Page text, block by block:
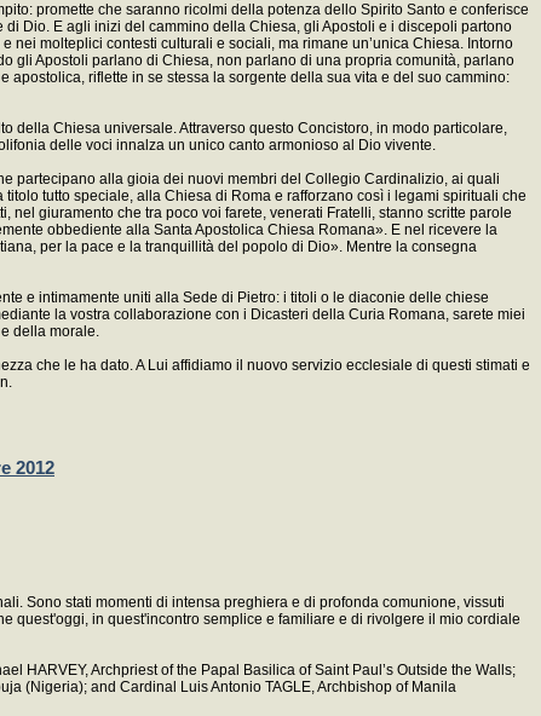
promette che saranno ricolmi della potenza dello Spirito Santo e conferisce
Dio. E agli inizi del cammino della Chiesa, gli Apostoli e i discepoli partono
nei molteplici contesti culturali e sociali, ma rimane un’unica Chiesa. Intorno
gli Apostoli parlano di Chiesa, non parlano di una propria comunità, parlano
riflette in se stessa la sorgente della sua vita e del suo cammino:
della Chiesa universale. Attraverso questo Concistoro, in modo particolare,
delle voci innalza un unico canto armonioso al Dio vivente.
partecipano alla gioia dei nuovi membri del Collegio Cardinalizio, ai quali
tutto speciale, alla Chiesa di Roma e rafforzano così i legami spirituali che
giuramento che tra poco voi farete, venerati Fratelli, stanno scritte parole
obbediente alla Santa Apostolica Chiesa Romana». E nel ricevere la
per la pace e la tranquillità del popolo di Dio». Mentre la consegna
e intimamente uniti alla Sede di Pietro: i titoli o le diaconie delle chiese
la vostra collaborazione con i Dicasteri della Curia Romana, sarete miei
della morale.
che le ha dato. A Lui affidiamo il nuovo servizio ecclesiale di questi stimati e
2012
Sono stati momenti di intensa preghiera e di profonda comunione, vissuti
quest'oggi, in quest'incontro semplice e familiare e di rivolgere il mio cordiale
HARVEY, Archpriest of the Papal Basilica of Saint Paul’s Outside the Walls;
(Nigeria); and Cardinal Luis Antonio TAGLE, Archbishop of Manila